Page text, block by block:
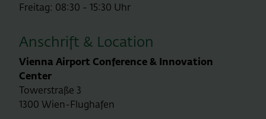
Freitag: 08:30 - 15:30 Uhr
Anschrift & Location
Vienna Airport Conference & Innovation
Center
Towerstraße 3
1300 Wien-Flughafen